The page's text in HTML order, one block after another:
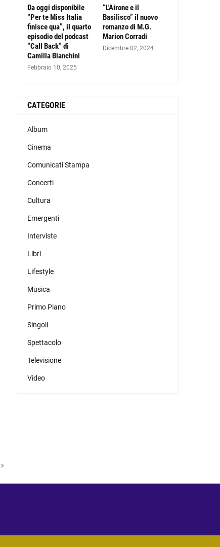
Da oggi disponibile
“Per te Miss Italia
finisce qua”, il quarto
episodio del podcast
“Call Back” di
Camilla Bianchini
Febbraio 10, 2025
“L'Airone e il
Basilisco” il nuovo
romanzo di M.G.
Marion Corradi
Dicembre 02, 2024
CATEGORIE
Album
Cinema
Comunicati Stampa
Concerti
Cultura
Emergenti
Interviste
Libri
Lifestyle
Musica
Primo Piano
Singoli
Spettacolo
Televisione
Video